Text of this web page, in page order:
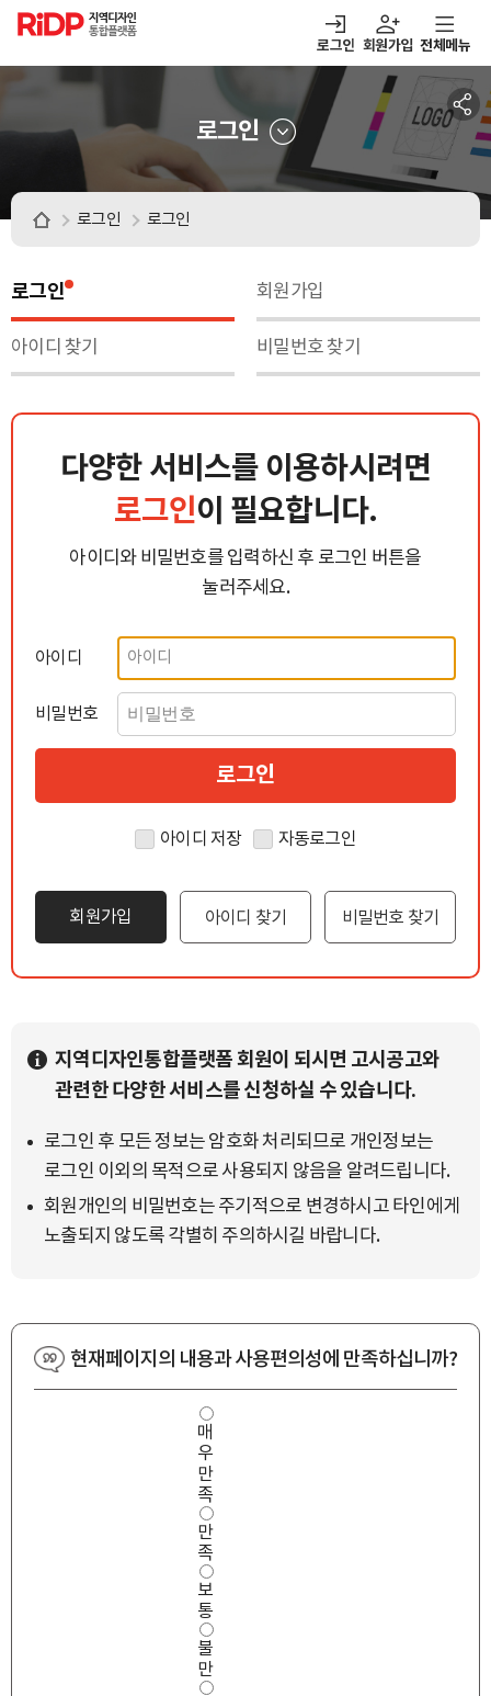
RiDP 지역디자인
통합플랫폼
로그인 회원가입
열기 알림마당
열기 아이디어뱅크
전체메뉴
로그인
로그인 로그인
로그인 회원가입
아이디 찾기 비밀번호 찾기
다양한 서비스를 이용하시려면
로그인이 필요합니다.
아이디와 비밀번호를 입력하신 후 로그인 버튼을
눌러주세요.
아이디
비밀번호
아이디 저장 자동로그인
회원가입 아이디 찾기 비밀번호 찾기
지역디자인통합플랫폼 회원이 되시면 고시공고와
관련한 다양한 서비스를 신청하실 수 있습니다.
로그인 후 모든 정보는 암호화 처리되므로 개인정보는
로그인 이외의 목적으로 사용되지 않음을 알려드립니다.
회원개인의 비밀번호는 주기적으로 변경하시고 타인에게
노출되지 않도록 각별히 주의하시길 바랍니다.
현재페이지의 내용과 사용편의성에 만족하십니까?
사
용
편
의
성
만
족
도
매
우
만
족
만
족
보
통
불
만